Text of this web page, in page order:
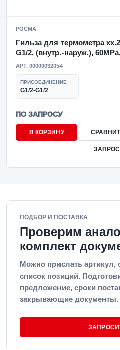
РОСМА
Гильза для термометра
G1/2, (внутр.-наруж.),
АРТ. 00000032054
ПРИСОЕДИНЕНИЕ
G1/2-G1/2
ПО ЗАПРОСУ
В КОРЗИНУ
ПОДБОР И ПОСТАВКА
Проверим
комплект
Можно прислать
список позиций.
предложение, сроки
закрывающие документы.